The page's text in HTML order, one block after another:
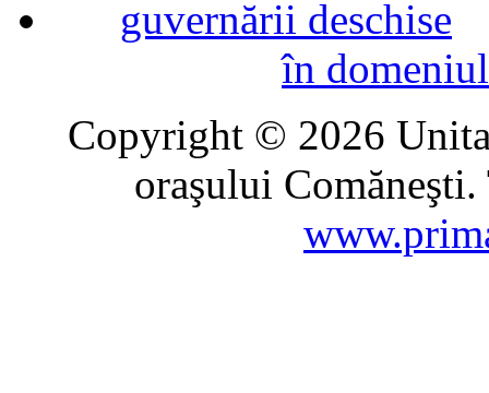
în
Copyright © 2026
oraşului